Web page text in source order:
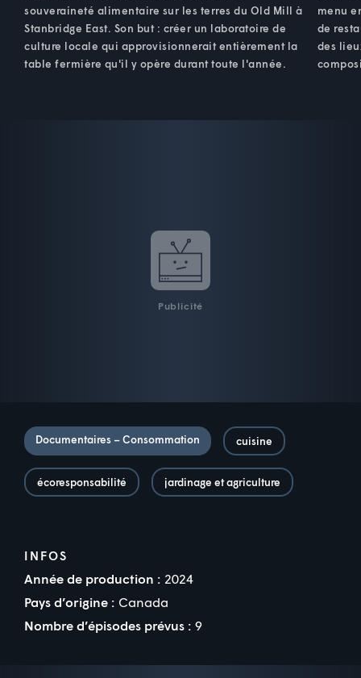
souveraineté alimentaire sur les terres du Old Mill à
Stanbridge East. Son but : créer un laboratoire de
culture locale qui approvisionnerait entièrement la
table fermière qu'il y opère durant toute l'année.
menu
de
des
Publicité
Documentaires – Consommation cuisine
écoresponsabilité jardinage et agriculture
INFOS
Année de production : 2024
Pays d’origine : Canada
Nombre d’épisodes prévus : 9